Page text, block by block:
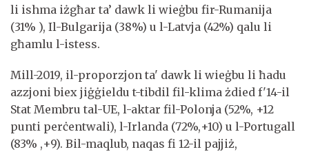
li ishma iżgħar ta’ dawk li wieġbu fir-Rumanija
(31% ), Il-Bulgarija (38%) u l-Latvja (42%) qalu li
għamlu l-istess.
Mill-2019, il-proporzjon ta' dawk li wieġbu li ħadu
azzjoni biex jiġġieldu t-tibdil fil-klima żdied f'14-il
Stat Membru tal-UE, l-aktar fil-Polonja (52%, +12
punti perċentwali), l-Irlanda (72%,+10) u l-Portugall
(83% ,+9). Bil-maqlub, naqas fi 12-il pajjiż,